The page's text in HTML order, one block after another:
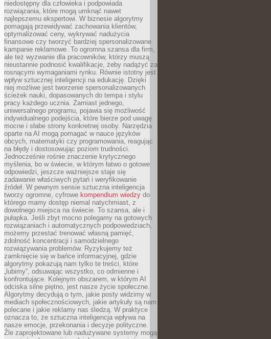
niedostępny dla człowieka i podpowiada
rozwiązania, które mogą umknąć nawet
najlepszemu ekspertowi. W biznesie algorytmy
pomagają przewidywać zachowania klientów,
optymalizować ceny, wykrywać nadużycia
finansowe czy tworzyć bardziej spersonalizowane
kampanie reklamowe. To ogromna szansa dla firm,
ale też wyzwanie dla pracowników, którzy muszą
nieustannie podnosić kwalifikacje, żeby nadążyć za
rosnącymi wymaganiami rynku. Równie istotny jest
wpływ sztucznej inteligencji na edukację. Dzięki
niej możliwe jest tworzenie spersonalizowanych
ścieżek nauki, dopasowanych do tempa i stylu
pracy każdego ucznia. Zamiast jednego,
uniwersalnego programu, pojawia się możliwość
indywidualnego podejścia, które bierze pod uwagę
mocne i słabe strony konkretnej osoby. Narzędzia
oparte na AI mogą pomagać w nauce języków
obcych, matematyki czy programowania, reagując
na błędy i dostosowując poziom trudności.
Jednocześnie rośnie znaczenie krytycznego
myślenia, bo w świecie, w którym łatwo o gotowe
odpowiedzi, jeszcze ważniejsze staje się
zadawanie właściwych pytań i weryfikowanie
źródeł. W pewnym sensie sztuczna inteligencja
tworzy ogromne, cyfrowe kompendium wiedzy do
którego mamy dostęp niemal natychmiast, z
dowolnego miejsca na świecie. To szansa, ale i
pułapka. Jeśli zbyt mocno polegamy na gotowych
rozwiązaniach i automatycznych podpowiedziach,
możemy przestać trenować własną pamięć,
zdolność koncentracji i samodzielnego
rozwiązywania problemów. Ryzykujemy też
zamknięcie się w bańce informacyjnej, gdzie
algorytmy pokazują nam tylko te treści, które
„lubimy”, odsuwając wszystko, co odmienne i
konfrontujące. Kolejnym obszarem, w którym AI
odciska silne piętno, jest nasze życie społeczne.
Algorytmy decydują o tym, jakie posty widzimy w
mediach społecznościowych, jakie artykuły są nam
polecane i jakie reklamy nas śledzą. W praktyce
oznacza to, że sztuczna inteligencja wpływa na
nasze emocje, przekonania i decyzje polityczne.
Źle zaprojektowane lub nadużywane systemy mogą